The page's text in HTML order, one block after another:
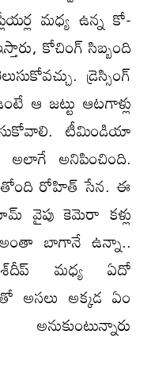
మధ్య ఉన్న కో-
కోచింగ్ సిబ్బంది
డ్రెస్సింగ్
ఆ జట్టు ఆటగాళ్లు
టీమిండియా
అలాగే అనిపించింది.
రోహిత్ సేన. ఈ
వైపు కెమెరా కళ్లు
బాగానే ఉన్నా..
మధ్య ఏదో
అసలు అక్కడ ఏం